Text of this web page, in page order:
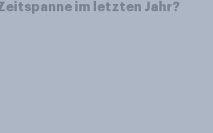
im letzten Jahr?